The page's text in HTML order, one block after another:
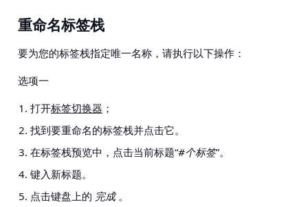
重命名标签栈
要为您的标签栈指定唯一名称，请执行以下操作：
选项一
打开标签切换器 ；
找到要重命名的标签栈并点击它。
在标签栈预览中，点击当前标题“#个标签”。
键入新标题。
点击键盘上的 完成。